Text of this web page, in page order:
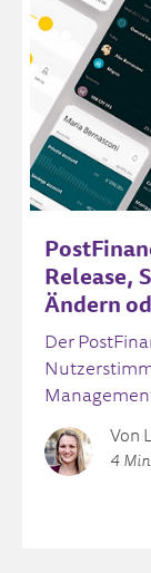
Release,
Ändern
Der
Von
4